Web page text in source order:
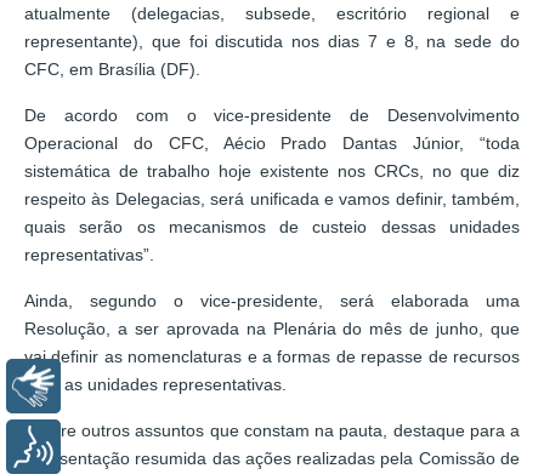
atualmente (delegacias, subsede, escritório regional e
representante), que foi discutida nos dias 7 e 8, na sede do
CFC, em Brasília (DF).
De acordo com o vice-presidente de Desenvolvimento
Operacional do CFC, Aécio Prado Dantas Júnior, “toda
sistemática de trabalho hoje existente nos CRCs, no que diz
respeito às Delegacias, será unificada e vamos definir, também,
quais serão os mecanismos de custeio dessas unidades
representativas”.
Ainda, segundo o vice-presidente, será elaborada uma
Resolução, a ser aprovada na Plenária do mês de junho, que
vai definir as nomenclaturas e a formas de repasse de recursos
para as unidades representativas.
Dentre outros assuntos que constam na pauta, destaque para a
apresentação resumida das ações realizadas pela Comissão de
Libras